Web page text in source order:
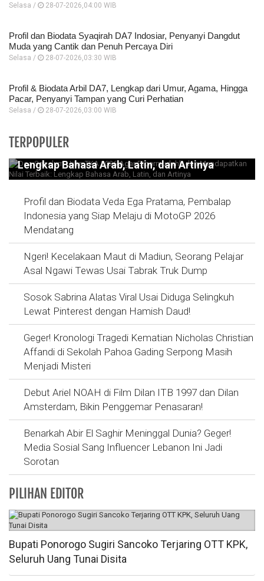
Selasa / 28-07-2026,04:00 WIB
Profil dan Biodata Syaqirah DA7 Indosiar, Penyanyi Dangdut
Muda yang Cantik dan Penuh Percaya Diri
Selasa / 28-07-2026,03:30 WIB
Profil & Biodata Arbil DA7, Lengkap dari Umur, Agama, Hingga
Pacar, Penyanyi Tampan yang Curi Perhatian
Selasa / 28-07-2026,03:00 WIB
TERPOPULER
Doa Sebelum Ujian TKA 2026 Agar
Dipermudahh dan Mendapatkan Nilai Terbaik:
Lengkap Bahasa Arab, Latin, dan Artinya
Profil dan Biodata Veda Ega Pratama, Pembalap
Indonesia yang Siap Melaju di MotoGP 2026
Mendatang
Ngeri! Kecelakaan Maut di Madiun, Seorang Pelajar
Asal Ngawi Tewas Usai Tabrak Truk Dump
Sosok Sabrina Alatas Viral Usai Diduga Selingkuh
Lewat Pinterest dengan Hamish Daud!
Geger! Kronologi Tragedi Kematian Nicholas Christian
Affandi di Sekolah Pahoa Gading Serpong Masih
Menjadi Misteri
Debut Ariel NOAH di Film Dilan ITB 1997 dan Dilan
Amsterdam, Bikin Penggemar Penasaran!
Benarkah Abir El Saghir Meninggal Dunia? Geger!
Media Sosial Sang Influencer Lebanon Ini Jadi
Sorotan
PILIHAN EDITOR
Bupati Ponorogo Sugiri Sancoko Terjaring OTT KPK,
Seluruh Uang Tunai Disita